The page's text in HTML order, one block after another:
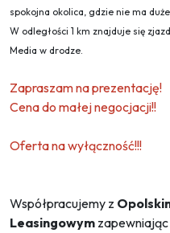
spokojna okolica, gdzie nie ma
W odległości 1 km znajduje się
Media w drodze.
Zapraszam na prezentację!
Cena do małej negocjacji!!
Oferta na wyłączność!!!
Współpracujemy z
Leasingowym